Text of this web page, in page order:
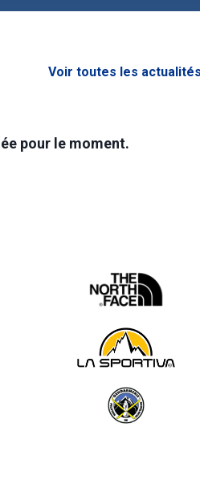
Voir toutes les
pour le moment.